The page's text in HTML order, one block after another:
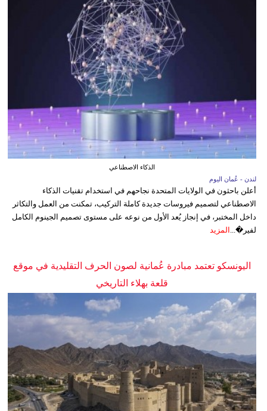
الذكاء الاصطناعي
لندن - عُمان اليوم
أعلن باحثون في الولايات المتحدة نجاحهم في استخدام تقنيات الذكاء
الاصطناعي لتصميم فيروسات جديدة كاملة التركيب، تمكنت من العمل والتكاثر
داخل المختبر، في إنجاز يُعد الأول من نوعه على مستوى تصميم الجينوم الكامل
لفير�... المزيد
اليونسكو تعتمد مبادرة عُمانية لصون الحرف التقليدية في موقع
قلعة بهلاء التاريخي